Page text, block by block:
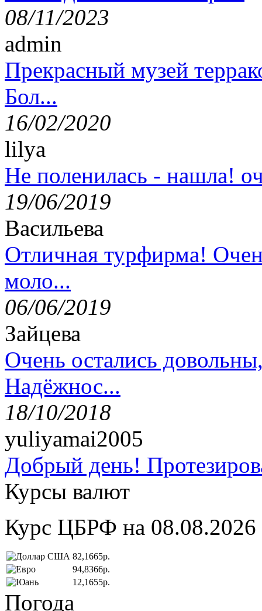
08/11/2023
admin
Прекрасный музей
Бол...
16/02/2020
lilya
Не поленилась - нашла!
19/06/2019
Васильева
Отличная турфирма!
моло...
06/06/2019
Зайцева
Очень остались
Надёжнос...
18/10/2018
yuliyamai2005
Добрый день!
Курсы валют
Курс ЦБРФ на 08.08.2026
82,1665р.
94,8366р.
12,1655р.
Погода